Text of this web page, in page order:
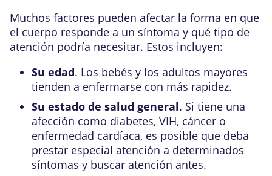
Muchos factores pueden afectar la forma en que
el cuerpo responde a un síntoma y qué tipo de
atención podría necesitar. Estos incluyen:
Su edad. Los bebés y los adultos mayores
tienden a enfermarse con más rapidez.
Su estado de salud general. Si tiene una
afección como diabetes, VIH, cáncer o
enfermedad cardíaca, es posible que deba
prestar especial atención a determinados
síntomas y buscar atención antes.